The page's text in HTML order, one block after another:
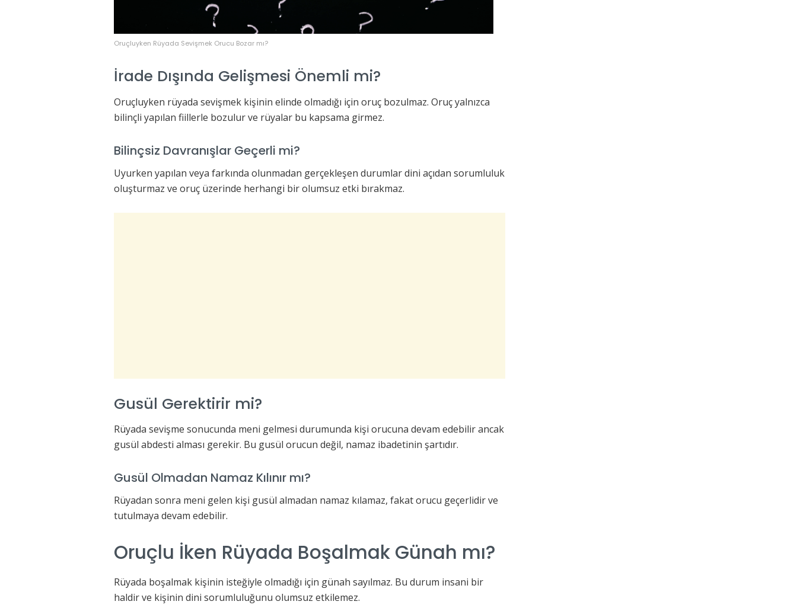
Oruçluyken Rüyada Sevişmek Orucu Bozar mı?
İrade Dışında Gelişmesi Önemli mi?
Oruçluyken rüyada sevişmek kişinin elinde olmadığı için oruç bozulmaz. Oruç yalnızca
bilinçli yapılan fiillerle bozulur ve rüyalar bu kapsama girmez.
Bilinçsiz Davranışlar Geçerli mi?
Uyurken yapılan veya farkında olunmadan gerçekleşen durumlar dini açıdan sorumluluk
oluşturmaz ve oruç üzerinde herhangi bir olumsuz etki bırakmaz.
Gusül Gerektirir mi?
Rüyada sevişme sonucunda meni gelmesi durumunda kişi orucuna devam edebilir ancak
gusül abdesti alması gerekir. Bu gusül orucun değil, namaz ibadetinin şartıdır.
Gusül Olmadan Namaz Kılınır mı?
Rüyadan sonra meni gelen kişi gusül almadan namaz kılamaz, fakat orucu geçerlidir ve
tutulmaya devam edebilir.
Oruçlu İken Rüyada Boşalmak Günah mı?
Rüyada boşalmak kişinin isteğiyle olmadığı için günah sayılmaz. Bu durum insani bir
haldir ve kişinin dini sorumluluğunu olumsuz etkilemez.